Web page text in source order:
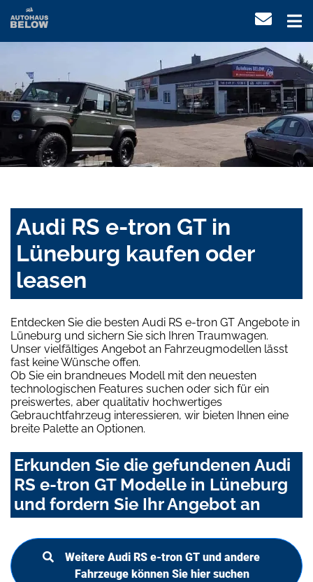
Audi RS e-tron GT in
Lüneburg kaufen oder
leasen
Entdecken Sie die besten Audi RS e-tron GT Angebote in
Lüneburg und sichern Sie sich Ihren Traumwagen.
Unser vielfältiges Angebot an Fahrzeugmodellen lässt
fast keine Wünsche offen.
Ob Sie ein brandneues Modell mit den neuesten
technologischen Features suchen oder sich für ein
preiswertes, aber qualitativ hochwertiges
Gebrauchtfahrzeug interessieren, wir bieten Ihnen eine
breite Palette an Optionen.
Erkunden Sie die gefundenen Audi
RS e-tron GT Modelle in Lüneburg
und fordern Sie Ihr Angebot an
Weitere Audi RS e-tron GT und andere
Fahrzeuge können Sie hier suchen